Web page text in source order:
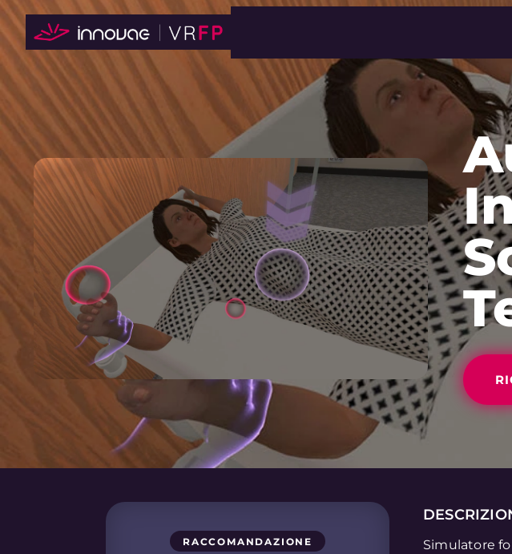
RACCOMANDAZIONE
Simulatore